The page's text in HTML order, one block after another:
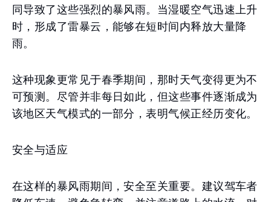
同导致了这些强烈的暴风雨。当湿暖空气迅速上升
时，形成了雷暴云，能够在短时间内释放大量降
雨。
这种现象更常见于春季期间，那时天气变得更为不
可预测。尽管并非每日如此，但这些事件逐渐成为
该地区天气模式的一部分，表明气候正经历变化。
安全与适应
在这样的暴风雨期间，安全至关重要。建议驾车者